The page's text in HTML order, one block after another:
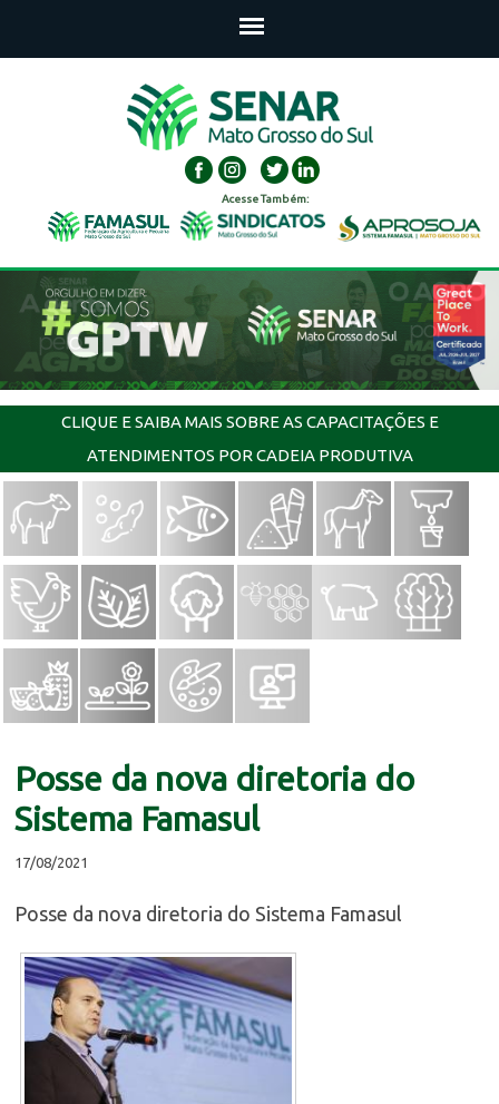
Acesse Também:
CLIQUE E SAIBA MAIS SOBRE AS CAPACITAÇÕES E
ATENDIMENTOS POR CADEIA PRODUTIVA
Posse da nova diretoria do
Sistema Famasul
17/08/2021
Posse da nova diretoria do Sistema Famasul